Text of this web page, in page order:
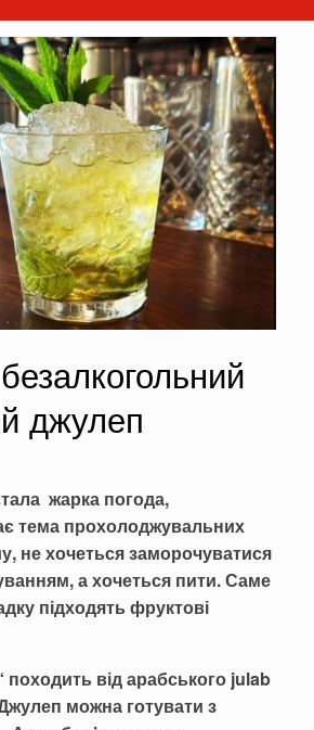
джулеп
жарка погода,
тема прохолоджувальних
не хочеться заморочуватися
а хочеться пити. Саме
підходять фруктові
походить від арабського julab
можна готувати з